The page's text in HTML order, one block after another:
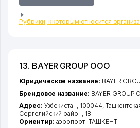
Рубрики, к которым относится
13. BAYER GROUP ООО
Юридическое название: BAYER
Брендовое название: BAYER GROUP
Адрес: Узбекистан, 100044,
Сергелийский район, 18
Ориентир: аэропорт "ТАШКЕНТ